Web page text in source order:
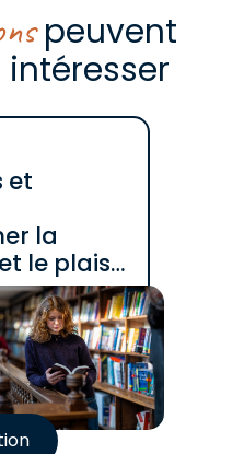
peuvent
et
la
le plaisir